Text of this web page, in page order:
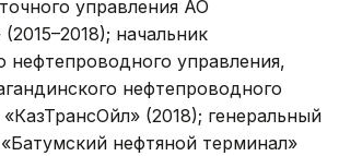
управления АО
начальник
нефтепроводного управления,
нефтепроводного
(2018); генеральный
нефтяной терминал»